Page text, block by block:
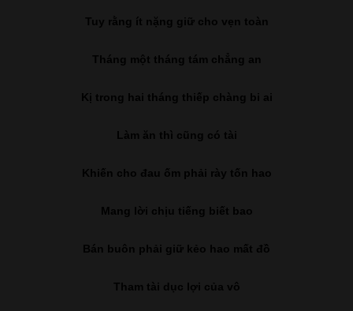
Tuy rằng ít nặng giữ cho vẹn toàn
Tháng một tháng tám chẳng an
Kị trong hai tháng thiếp chàng bi ai
Làm ăn thì cũng có tài
Khiến cho đau ốm phải rày tốn hao
Mang lời chịu tiếng biết bao
Bán buôn phải giữ kẻo hao mất đồ
Tham tài dục lợi của vô